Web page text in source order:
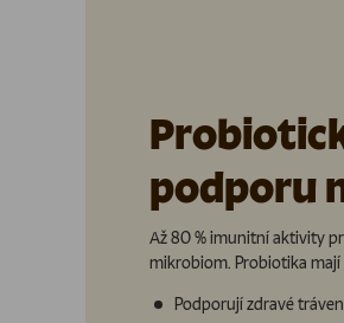
podporu
Až 80 % imunitní aktivity
mikrobiom. Probiotika
Podporují zdravé